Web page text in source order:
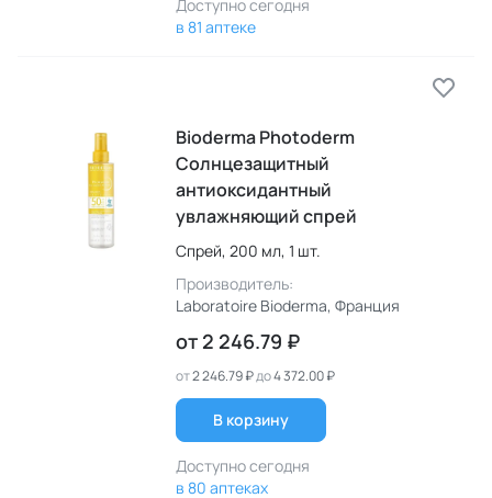
Доступно сегодня
в 81 аптеке
Bioderma Photoderm
Cолнцезащитный
антиоксидантный
увлажняющий спрей
Спрей, 200 мл, 1 шт.
Производитель:
Laboratoire Bioderma, Франция
от 2 246.79 ₽
от2 246.79 ₽до4 372.00 ₽
В корзину
Доступно сегодня
в 80 аптеках